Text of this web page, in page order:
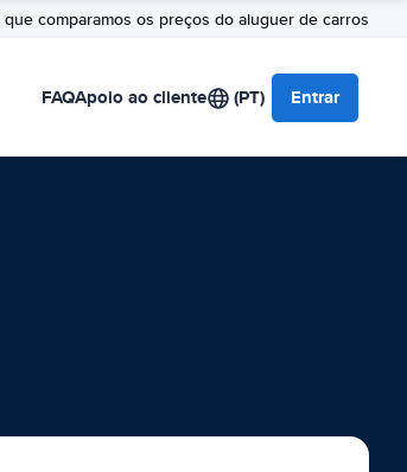
que comparamos os preços do aluguer de carros
FAQApoio ao cliente (PT) Entrar